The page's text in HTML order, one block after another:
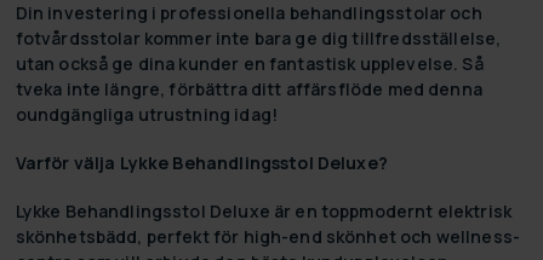
Din investering i professionella behandlingsstolar och
fotvårdsstolar kommer inte bara ge dig tillfredsställelse,
utan också ge dina kunder en fantastisk upplevelse. Så
tveka inte längre, förbättra ditt affärsflöde med denna
oundgängliga utrustning idag!
Varför välja Lykke Behandlingsstol Deluxe?
Lykke Behandlingsstol Deluxe är en toppmodernt elektrisk
skönhetsbädd, perfekt för high-end skönhet och wellness-